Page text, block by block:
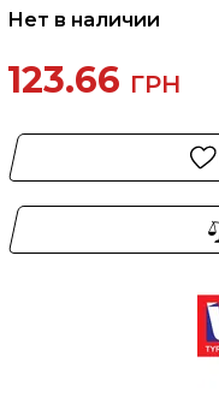
Нет в наличии
123.66 ГРН